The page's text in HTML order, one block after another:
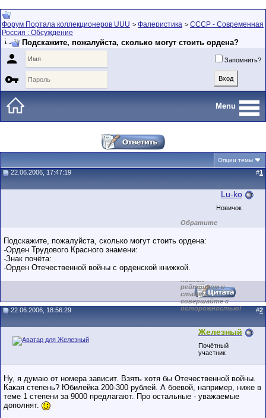
Форум Портала коллекционеров UUU > Фалеристика > СССР - Современная
Россия : Обсуждение
Подскажите, пожалуйста, сколько могут стоить ордена?
 Запомнить?

Menu
Опции темы
22.06.2006, 17:47:19 #1
Lu-ko
Новичок
Обратите
внимание на
пользователя на
пользователями,
обладающими
низким
рейтингом и
стажем,
совершайте с
осторожностью!
Подскажите, пожалуйста, сколько могут стоить ордена:
-Орден Трудового Красного знамени:
-Знак почёта:
-Орден Отечественной войны с орденской книжкой.
22.06.2006, 18:56:29 #2
Железный
Почётный
участник
Ну, я думаю от номера зависит. Взять хотя бы Отечественной войны.
Какая степень? Юбилейка 200-300 рублей. А боевой, например, ниже в
теме 1 степени за 9000 предлагают. Про остальные - уважаемые
дополнят.